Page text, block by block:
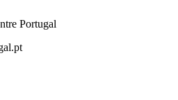
Portugal